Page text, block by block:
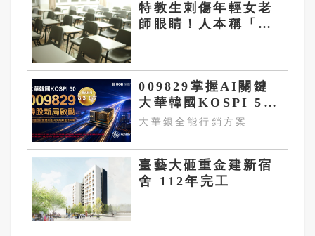
特教生刺傷年輕女老
師眼睛！人本稱「應
009829掌握AI關鍵
大華韓國KOSPI 50
今強勢開募
大華銀全能行銷方案
臺藝大砸重金建新宿
舍 112年完工